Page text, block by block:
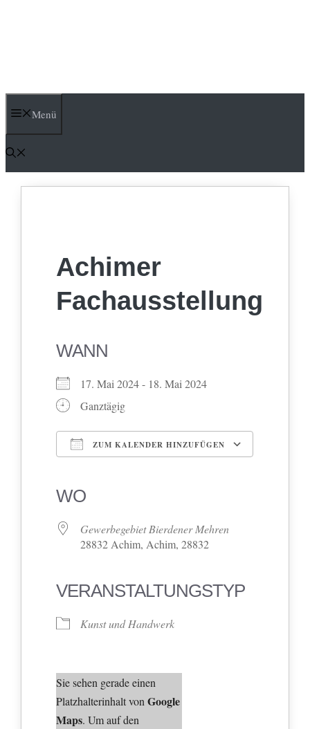
Menü
Achimer
Fachausstellung
WANN
17. Mai 2024 - 18. Mai 2024
Ganztägig
ZUM KALENDER HINZUFÜGEN
WO
Gewerbegebiet Bierdener Mehren
28832 Achim, Achim, 28832
VERANSTALTUNGSTYP
Kunst und Handwerk
Sie sehen gerade einen
Platzhalterinhalt vonGoogle
Maps. Um auf den